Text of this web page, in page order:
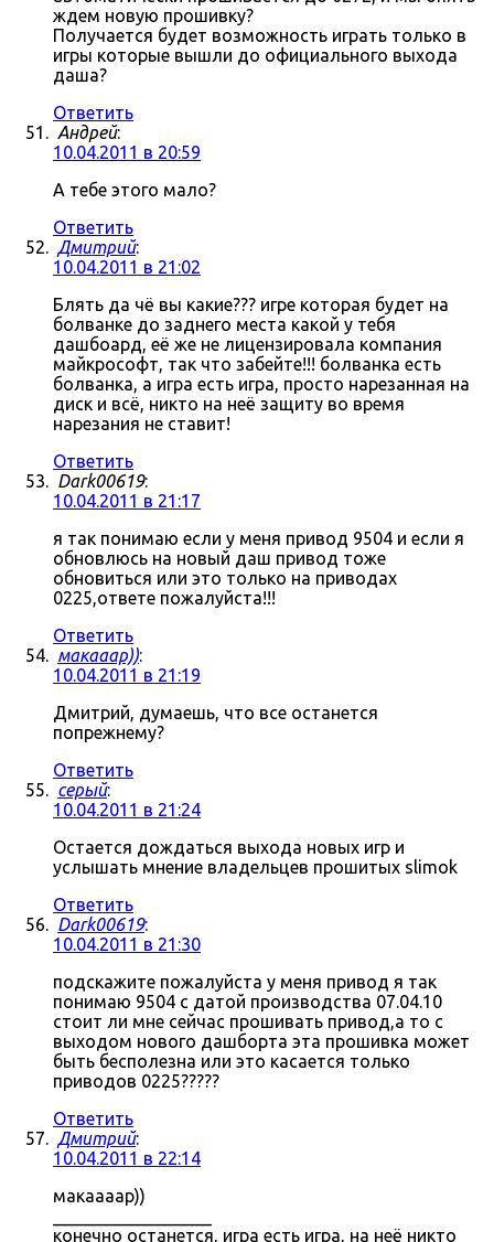
ждем новую прошивку?
Получается будет возможность играть только в
игры которые вышли до официального выхода
даша?
Ответить
Андрей:
10.04.2011 в 20:59
А тебе этого мало?
Ответить
Дмитрий:
10.04.2011 в 21:02
Блять да чё вы какие??? игре которая будет на
болванке до заднего места какой у тебя
дашбоард, её же не лицензировала компания
майкрософт, так что забейте!!! болванка есть
болванка, а игра есть игра, просто нарезанная на
диск и всё, никто на неё защиту во время
нарезания не ставит!
Ответить
Dark00619:
10.04.2011 в 21:17
я так понимаю если у меня привод 9504 и если я
обновлюсь на новый даш привод тоже
обновиться или это только на приводах
0225,ответе пожалуйста!!!
Ответить
макааар)):
10.04.2011 в 21:19
Дмитрий, думаешь, что все останется
попрежнему?
Ответить
серый:
10.04.2011 в 21:24
Остается дождаться выхода новых игр и
услышать мнение владельцев прошитых slimok
Ответить
Dark00619:
10.04.2011 в 21:30
подскажите пожалуйста у меня привод я так
понимаю 9504 с датой производства 07.04.10
стоит ли мне сейчас прошивать привод,а то с
выходом нового дашборта эта прошивка может
быть бесполезна или это касается только
приводов 0225?????
Ответить
Дмитрий:
10.04.2011 в 22:14
макаааар))
конечно останется, игра есть игра, на неё никто